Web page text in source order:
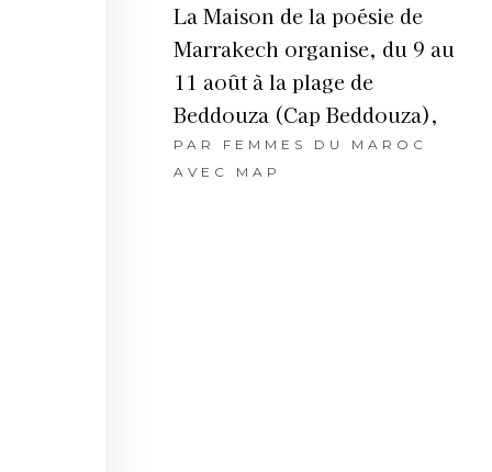
La Maison de la poésie de
Marrakech organise, du 9 au
11 août à la plage de
Beddouza (Cap Beddouza),
PAR FEMMES DU MAROC
AVEC MAP